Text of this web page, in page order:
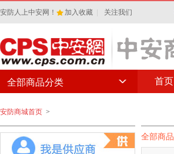
安防人上中安网！ 加入收藏 关注我们
首页
全部商品分类
安防商城首页 >
全部商品